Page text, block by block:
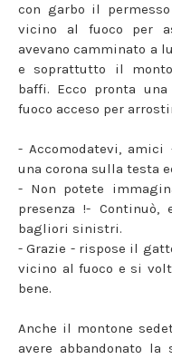
con garbo il
vicino al fuoco per
avevano camminato a
e soprattutto il
baffi. Ecco pronta
fuoco acceso per
- Accomodatevi,
una corona sulla testa
- Non potete
presenza !-
bagliori sinistri.
- Grazie - rispose il
vicino al fuoco e si
bene.
Anche il montone
avere abbandonato